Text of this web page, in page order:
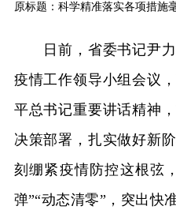
原标题：科学精准落实各项措施
日前，省委书记尹力
疫情工作领导小组会议
平总书记重要讲话精神
决策部署，扎实做好新
刻绷紧疫情防控这根弦
弹”“动态清零”，突出快